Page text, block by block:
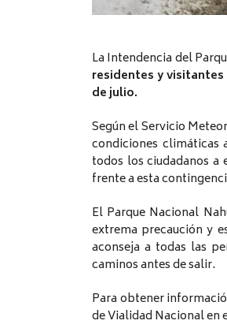
La Intendencia del
residentes y
de julio.
Según el Servicio
condiciones climáticas
todos los ciudadanos a
frente a esta
El Parque Nacional
extrema precaución y
aconseja a todas las
caminos antes de salir.
Para obtener
de Vialidad Nacional